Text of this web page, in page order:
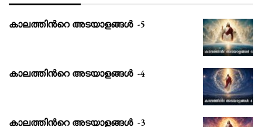
കാലത്തിൻറെ അടയാളങ്ങൾ -5
കാലത്തിൻറെ അടയാളങ്ങൾ -4
കാലത്തിൻറെ അടയാളങ്ങൾ -3